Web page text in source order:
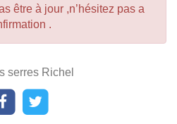
être à jour ,n’hésitez pas a
.
serres Richel